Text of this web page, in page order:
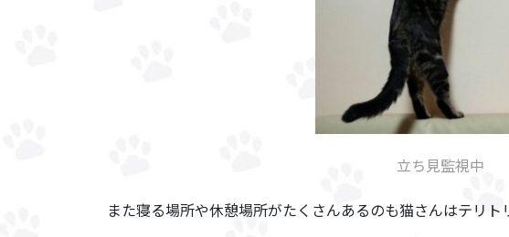
立ち見監視中
また寝る場所や休憩場所がたくさんあるのも猫さんはテリト